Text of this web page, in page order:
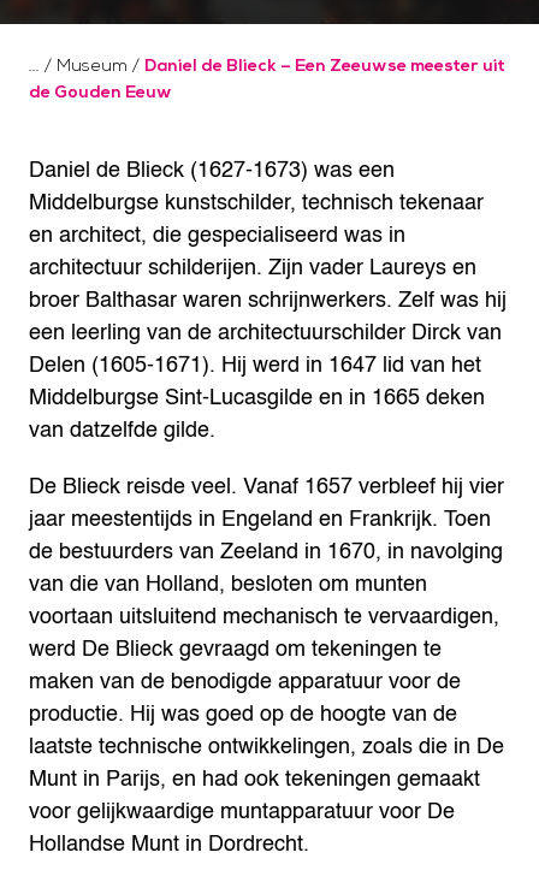
/ Museum / Daniel de Blieck – Een Zeeuwse meester uit
de Gouden Eeuw
Daniel de Blieck (1627-1673) was een
Middelburgse kunstschilder, technisch tekenaar
en architect, die gespecialiseerd was in
architectuur schilderijen. Zijn vader Laureys en
broer Balthasar waren schrijnwerkers. Zelf was hij
een leerling van de architectuurschilder Dirck van
Delen (1605-1671). Hij werd in 1647 lid van het
Middelburgse Sint-Lucasgilde en in 1665 deken
van datzelfde gilde.
De Blieck reisde veel. Vanaf 1657 verbleef hij vier
jaar meestentijds in Engeland en Frankrijk. Toen
de bestuurders van Zeeland in 1670, in navolging
van die van Holland, besloten om munten
voortaan uitsluitend mechanisch te vervaardigen,
werd De Blieck gevraagd om tekeningen te
maken van de benodigde apparatuur voor de
productie. Hij was goed op de hoogte van de
laatste technische ontwikkelingen, zoals die in De
Munt in Parijs, en had ook tekeningen gemaakt
voor gelijkwaardige muntapparatuur voor De
Hollandse Munt in Dordrecht.